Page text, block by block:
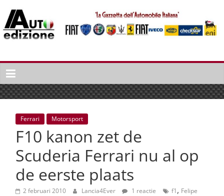
naar
inhoud
Auto
Edizione
La
Gazetta
dell'Automobile
Italiana
Italiaans
autonieuws
lifestyle
Ferrari Motorsport
F10 kanon zet de
Scuderia Ferrari nu al op
de eerste plaats
2 februari 2010 Lancia4Ever 1 reactie f1, Felipe